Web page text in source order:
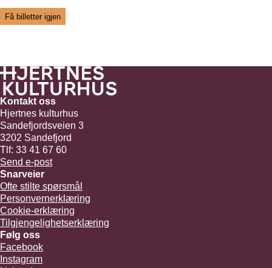
Få billetter igjen
Kontakt oss
Hjertnes kulturhus
Sandefjordsveien 3
3202 Sandefjord
Tlf: 33 41 67 60
Send e-post
Snarveier
Ofte stilte spørsmål
Personvernerklæring
Cookie-erklæring
Tilgjengelighetserklæring
Følg oss
Facebook
Instagram